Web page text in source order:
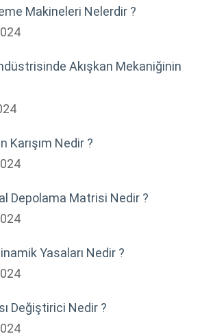
Makineleri Nelerdir ?
Akışkan Mekaniğinin
Karışım Nedir ?
Depolama Matrisi Nedir ?
Yasaları Nedir ?
Değiştirici Nedir ?